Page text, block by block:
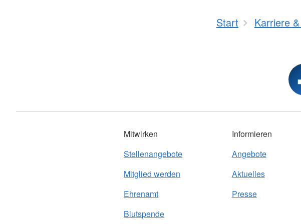
Start Karriere
Mitwirken
Stellenangebote
Mitglied werden
Ehrenamt
Blutspende
Informieren
Angebote
Aktuelles
Presse